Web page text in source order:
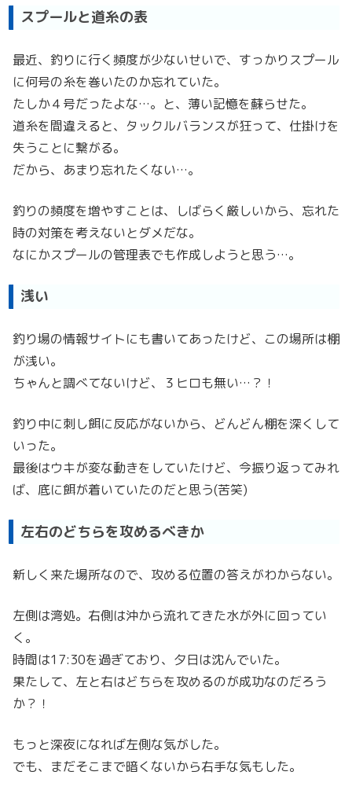
スプールと道糸の表
最近、釣りに行く頻度が少ないせいで、すっかりスプール
に何号の糸を巻いたのか忘れていた。
たしか４号だったよな…。と、薄い記憶を蘇らせた。
道糸を間違えると、タックルバランスが狂って、仕掛けを
失うことに繋がる。
だから、あまり忘れたくない…。
釣りの頻度を増やすことは、しばらく厳しいから、忘れた
時の対策を考えないとダメだな。
なにかスプールの管理表でも作成しようと思う…。
浅い
釣り場の情報サイトにも書いてあったけど、この場所は棚
が浅い。
ちゃんと調べてないけど、３ヒロも無い…？！
釣り中に刺し餌に反応がないから、どんどん棚を深くして
いった。
最後はウキが変な動きをしていたけど、今振り返ってみれ
ば、底に餌が着いていたのだと思う(苦笑)
左右のどちらを攻めるべきか
新しく来た場所なので、攻める位置の答えがわからない。
左側は湾処。右側は沖から流れてきた水が外に回ってい
く。
時間は17:30を過ぎており、夕日は沈んでいた。
果たして、左と右はどちらを攻めるのが成功なのだろう
か？！
もっと深夜になれば左側な気がした。
でも、まだそこまで暗くないから右手な気もした。